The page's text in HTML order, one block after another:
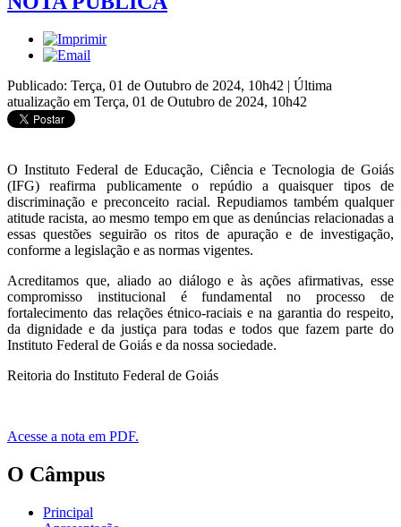
Publicado: Terça, 01 de Outubro de 2024, 10h42 | Última
atualização em Terça, 01 de Outubro de 2024, 10h42
O Instituto Federal de Educação, Ciência e Tecnologia de Goiás
(IFG) reafirma publicamente o repúdio a quaisquer tipos de
discriminação e preconceito racial. Repudiamos também qualquer
atitude racista, ao mesmo tempo em que as denúncias relacionadas a
essas questões seguirão os ritos de apuração e de investigação,
conforme a legislação e as normas vigentes.
Acreditamos que, aliado ao diálogo e às ações afirmativas, esse
compromisso institucional é fundamental no processo de
fortalecimento das relações étnico-raciais e na garantia do respeito,
da dignidade e da justiça para todas e todos que fazem parte do
Instituto Federal de Goiás e da nossa sociedade.
Reitoria do Instituto Federal de Goiás
Acesse a nota em PDF.
O Câmpus
Principal